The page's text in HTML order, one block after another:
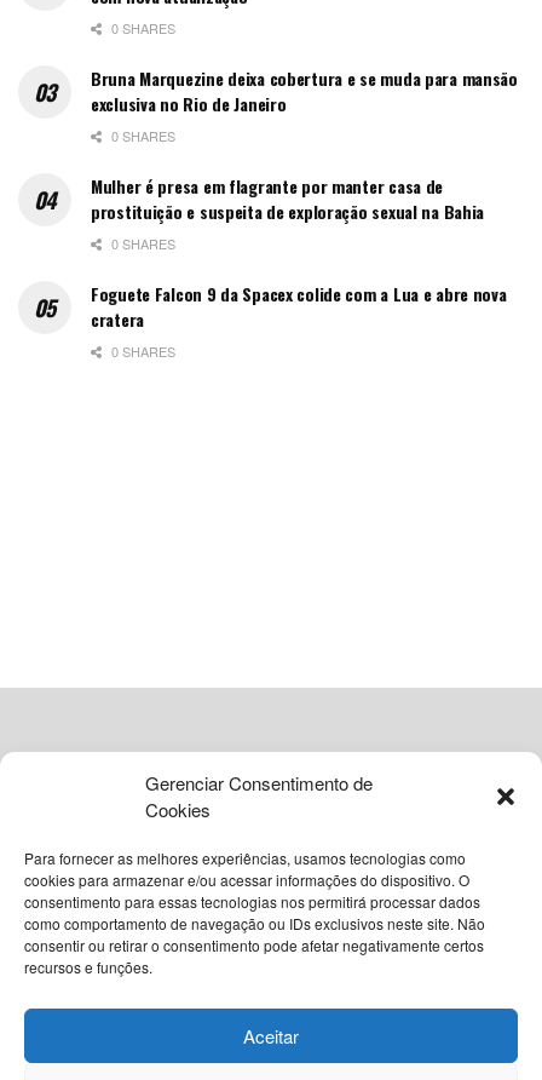
Gerenciar Consentimento de
Cookies
Para fornecer as melhores experiências, usamos tecnologias como
cookies para armazenar e/ou acessar informações do dispositivo. O
consentimento para essas tecnologias nos permitirá processar dados
como comportamento de navegação ou IDs exclusivos neste site. Não
consentir ou retirar o consentimento pode afetar negativamente certos
recursos e funções.
Aceitar
0 SHARES
Bruna Marquezine deixa cobertura e se muda para mansão
exclusiva no Rio de Janeiro
0 SHARES
Mulher é presa em flagrante por manter casa de
prostituição e suspeita de exploração sexual na Bahia
0 SHARES
Foguete Falcon 9 da Spacex colide com a Lua e abre nova
cratera
0 SHARES
© 2026Grupo VIA365 Comunicação Estratégica
Navegue pelo nosso site
Política Editorial do InstantBA
Política de Privacidade